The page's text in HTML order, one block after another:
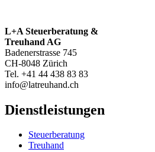
L+A Steuerberatung &
Treuhand AG
Badenerstrasse 745
CH-8048 Zürich
Tel. +41 44 438 83 83
info@latreuhand.ch
Dienstleistungen
Steuerberatung
Treuhand